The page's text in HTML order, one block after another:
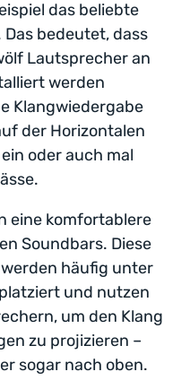
das beliebte
Das bedeutet, dass
Lautsprecher an
werden
Klangwiedergabe
der Horizontalen
oder auch mal
eine komfortablere
Soundbars. Diese
häufig unter
und nutzen
um den Klang
zu projizieren –
sogar nach oben.